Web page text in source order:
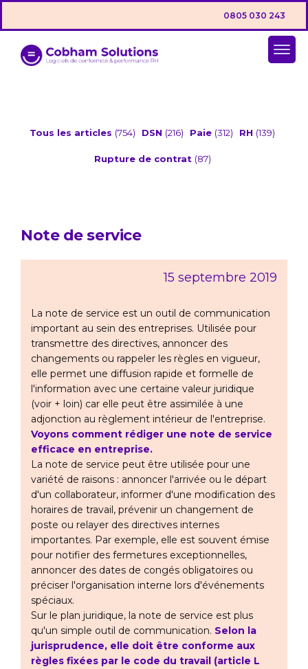
0805 030 243
Tous les articles (754) DSN (216) Paie (312) RH (139)
Rupture de contrat (87)
Note de service
15 septembre 2019
La note de service est un outil de communication
important au sein des entreprises. Utilisée pour
transmettre des directives, annoncer des
changements ou rappeler les règles en vigueur,
elle permet une diffusion rapide et formelle de
l'information avec une certaine valeur juridique
(voir + loin) car elle peut être assimilée à une
adjonction au règlement intérieur de l'entreprise.
Voyons comment rédiger une note de service
efficace en entreprise.
La note de service peut être utilisée pour une
variété de raisons : annoncer l'arrivée ou le départ
d'un collaborateur, informer d'une modification des
horaires de travail, prévenir un changement de
poste ou relayer des directives internes
importantes. Par exemple, elle est souvent émise
pour notifier des fermetures exceptionnelles,
annoncer des dates de congés obligatoires ou
préciser l'organisation interne lors d'événements
spéciaux.
Sur le plan juridique, la note de service est plus
qu'un simple outil de communication. Selon la
jurisprudence, elle doit être conforme aux
règles fixées par le code du travail (article L